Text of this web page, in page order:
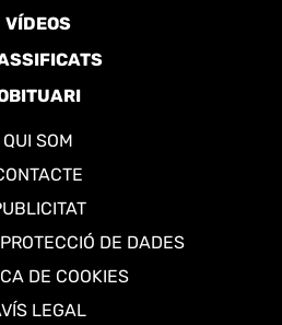
VÍDEOS
QUI SOM
DE DADES
DE COOKIES
LEGAL